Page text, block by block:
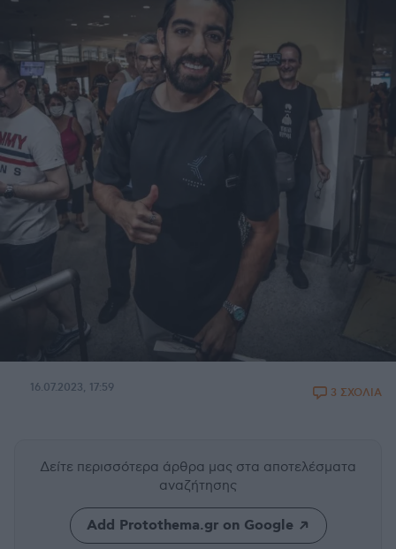
16.07.2023, 17:59 3 ΣΧΟΛΙΑ
Δείτε περισσότερα άρθρα μας στα αποτελέσματα
αναζήτησης
Add Protothema.gr on Google